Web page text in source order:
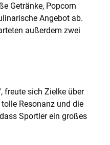
Getränke, Popcorn
Angebot ab.
außerdem zwei
freute sich Zielke über
Resonanz und die
Sportler ein großes